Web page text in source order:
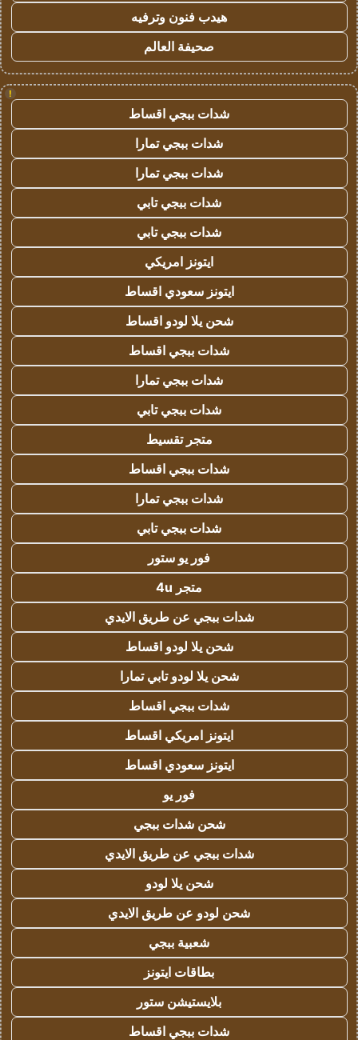
هيدب فنون وترفيه
صحيفة العالم
!
شدات ببجي اقساط
شدات ببجي تمارا
شدات ببجي تمارا
شدات ببجي تابي
شدات ببجي تابي
ايتونز امريكي
ايتونز سعودي اقساط
شحن يلا لودو اقساط
شدات ببجي اقساط
شدات ببجي تمارا
شدات ببجي تابي
متجر تقسيط
شدات ببجي اقساط
شدات ببجي تمارا
شدات ببجي تابي
فور يو ستور
متجر 4u
شدات ببجي عن طريق الايدي
شحن يلا لودو اقساط
شحن يلا لودو تابي تمارا
شدات ببجي اقساط
ايتونز امريكي اقساط
ايتونز سعودي اقساط
فور يو
شحن شدات ببجي
شدات ببجي عن طريق الايدي
شحن يلا لودو
شحن لودو عن طريق الايدي
شعبية ببجي
بطاقات ايتونز
بلايستيشن ستور
شدات ببجي اقساط